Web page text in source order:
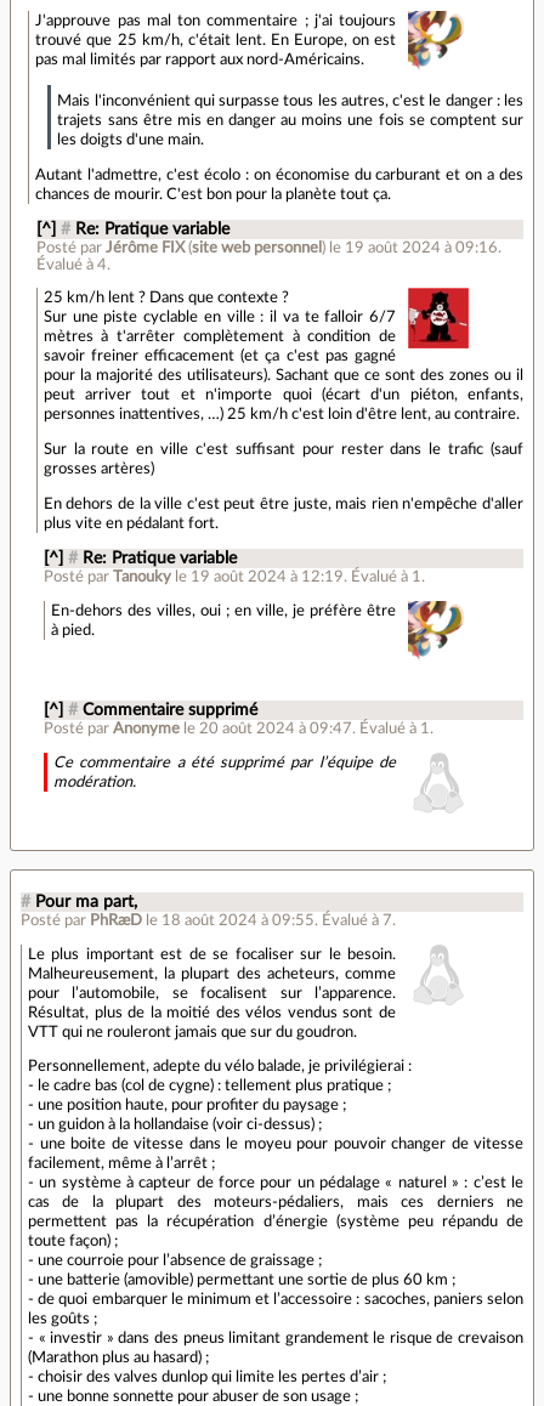
J'approuve pas mal ton commentaire ; j'ai toujours
trouvé que 25 km/h, c'était lent. En Europe, on est
pas mal limités par rapport aux nord-Américains.
Mais l'inconvénient qui surpasse tous les autres, c'est le danger : les
trajets sans être mis en danger au moins une fois se comptent sur
les doigts d'une main.
Autant l'admettre, c'est écolo : on économise du carburant et on a des
chances de mourir. C'est bon pour la planète tout ça.
[^] # Re: Pratique variable
Posté par Jérôme FIX(site web personnel ) le 19 août 2024 à 09:16.
Évalué à 4.
25 km/h lent ? Dans que contexte ?
Sur une piste cyclable en ville : il va te falloir 6/7
mètres à t'arrêter complètement à condition de
savoir freiner efficacement (et ça c'est pas gagné
pour la majorité des utilisateurs). Sachant que ce sont des zones ou il
peut arriver tout et n'importe quoi (écart d'un piéton, enfants,
personnes inattentives, …) 25 km/h c'est loin d'être lent, au contraire.
Sur la route en ville c'est suffisant pour rester dans le trafic (sauf
grosses artères)
En dehors de la ville c'est peut être juste, mais rien n'empêche d'aller
plus vite en pédalant fort.
[^] # Re: Pratique variable
Posté parTanouky le 19 août 2024 à 12:19. Évalué à 1 .
En-dehors des villes, oui ; en ville, je préfère être
à pied.
[^] # Commentaire supprimé
Posté parAnonyme le 20 août 2024 à 09:47. Évalué à 1 .
Ce commentaire a été supprimé par l’équipe de
modération.
# Pour ma part,
Posté par PhRæD le 18 août 2024 à 09:55. Évalué à 7.
Le plus important est de se focaliser sur le besoin.
Malheureusement, la plupart des acheteurs, comme
pour l’automobile, se focalisent sur l’apparence.
Résultat, plus de la moitié des vélos vendus sont de
VTT qui ne rouleront jamais que sur du goudron.
Personnellement, adepte du vélo balade, je privilégierai :
- le cadre bas (col de cygne) : tellement plus pratique ;
- une position haute, pour profiter du paysage ;
- un guidon à la hollandaise (voir ci-dessus) ;
- une boite de vitesse dans le moyeu pour pouvoir changer de vitesse
facilement, même à l’arrêt ;
- un système à capteur de force pour un pédalage « naturel » : c’est le
cas de la plupart des moteurs-pédaliers, mais ces derniers ne
permettent pas la récupération d’énergie (système peu répandu de
toute façon) ;
- une courroie pour l’absence de graissage ;
- une batterie (amovible) permettant une sortie de plus 60 km ;
- de quoi embarquer le minimum et l’accessoire : sacoches, paniers selon
les goûts ;
- « investir » dans des pneus limitant grandement le risque de crevaison
(Marathon plus au hasard) ;
- choisir des valves dunlop qui limite les pertes d’air ;
- une bonne sonnette pour abuser de son usage ;